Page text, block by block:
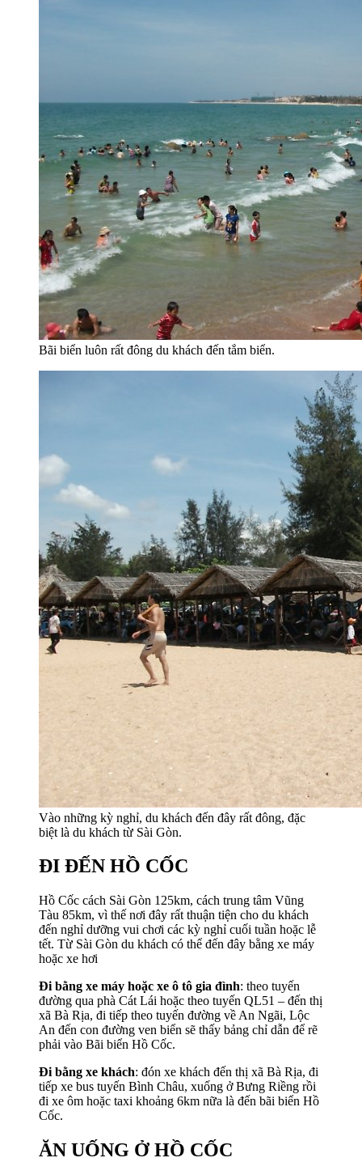
Bãi biển luôn rất đông du khách đến tắm biển.
Vào những kỳ nghỉ, du khách đến đây rất đông, đặc
biệt là du khách từ Sài Gòn.
ĐI ĐẾN HỒ CỐC
Hồ Cốc cách Sài Gòn 125km, cách trung tâm Vũng
Tàu 85km, vì thế nơi đây rất thuận tiện cho du khách
đến nghỉ dưỡng vui chơi các kỳ nghỉ cuối tuần hoặc lễ
tết. Từ Sài Gòn du khách có thể đến đây bằng xe máy
hoặc xe hơi
Đi bằng xe máy hoặc xe ô tô gia đình: theo tuyến
đường qua phà Cát Lái hoặc theo tuyến QL51 – đến thị
xã Bà Rịa, đi tiếp theo tuyến đường về An Ngãi, Lộc
An đến con đường ven biển sẽ thấy bảng chỉ dẫn để rẽ
phải vào Bãi biển Hồ Cốc.
Đi bằng xe khách: đón xe khách đến thị xã Bà Rịa, đi
tiếp xe bus tuyến Bình Châu, xuống ở Bưng Riềng rồi
đi xe ôm hoặc taxi khoảng 6km nữa là đến bãi biển Hồ
Cốc.
ĂN UỐNG Ở HỒ CỐC